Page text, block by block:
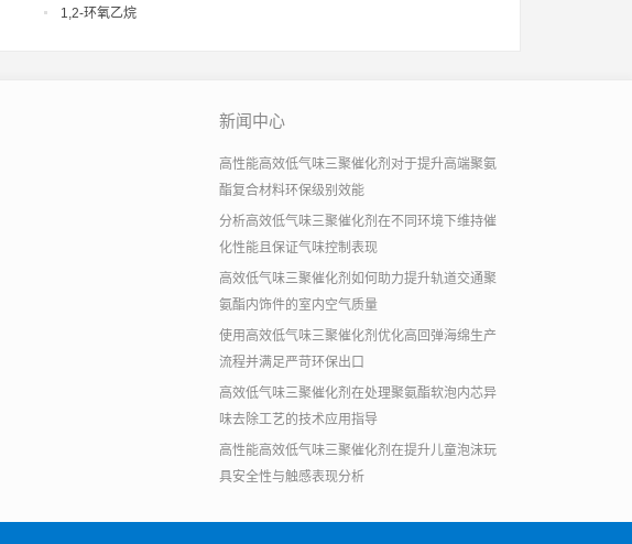
1,2-环氧乙烷
新闻中心
高性能高效低气味三聚催化剂对于提升高端聚氨
酯复合材料环保级别效能
分析高效低气味三聚催化剂在不同环境下维持催
化性能且保证气味控制表现
高效低气味三聚催化剂如何助力提升轨道交通聚
氨酯内饰件的室内空气质量
使用高效低气味三聚催化剂优化高回弹海绵生产
流程并满足严苛环保出口
高效低气味三聚催化剂在处理聚氨酯软泡内芯异
味去除工艺的技术应用指导
高性能高效低气味三聚催化剂在提升儿童泡沫玩
具安全性与触感表现分析